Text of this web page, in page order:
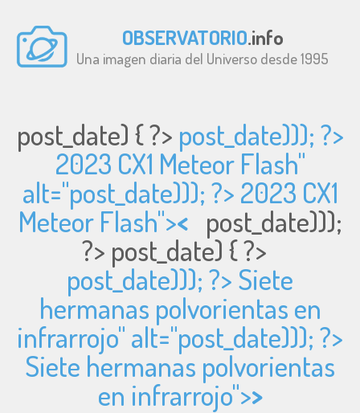
OBSERVATORIO.info
Una imagen diaria del Universo desde 1995
post_date) { ?> post_date))); ?>
2023 CX1 Meteor Flash"
alt="post_date))); ?> 2023 CX1
Meteor Flash">< post_date)));
?> post_date) { ?>
post_date))); ?> Siete
hermanas polvorientas en
infrarrojo" alt="post_date))); ?>
Siete hermanas polvorientas
en infrarrojo">>